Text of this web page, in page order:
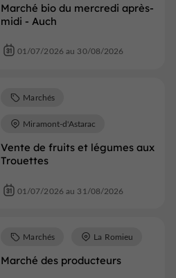
Marché bio du mercredi après-
midi - Auch
01/07/2026 au 30/08/2026
Vente de fruits et légumes aux
Trouettes
Marchés
Miramont-d'Astarac
01/07/2026 au 31/08/2026
Marché des producteurs
Marchés La Romieu